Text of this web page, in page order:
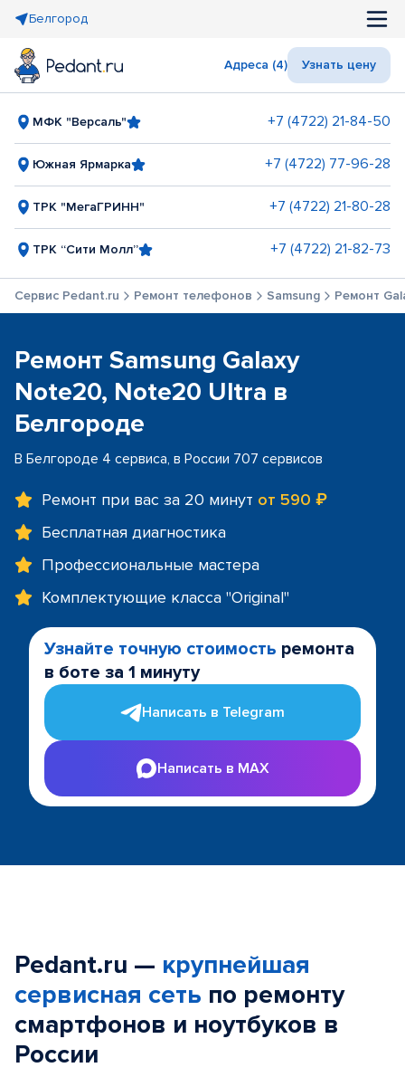
Белгород
Адреса (4) Узнать цену
МФК "Версаль" +7 (4722) 21-84-50
Южная Ярмарка +7 (4722) 77-96-28
ТРК "МегаГРИНН" +7 (4722) 21-80-28
ТРК “Сити Молл” +7 (4722) 21-82-73
Сервис Pedant.ru Ремонт телефонов Samsung Ремонт
Ремонт Samsung Galaxy
Note20, Note20 Ultra в
Белгороде
В Белгороде 4 сервиса, в России 707 сервисов
Ремонт при вас за 20 минут от 590 ₽
Бесплатная диагностика
Профессиональные мастера
Комплектующие класса "Original"
Узнайте точную стоимость ремонта
в боте за 1 минуту
Написать в Telegram
Написать в MAX
Pedant.ru — крупнейшая
сервисная сеть по ремонту
смартфонов и ноутбуков в
России